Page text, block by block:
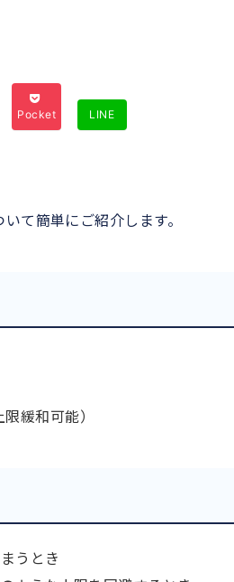
Pocket LINE
て簡単にご紹介します。
緩和可能）
うとき